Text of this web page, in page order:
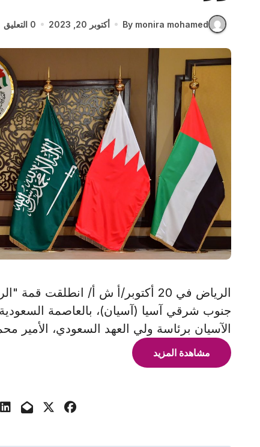
By monira mohamed أكتوبر 20, 2023 0 التعليق
الرياض في 20 أكتوبر/أ ش أ/
جنوب شرقي آسيا (آسيان)، بالعاصمة
الآسيان‬ برئاسة ولي العهد السعودي، الأمير
مشاهدة المزيد